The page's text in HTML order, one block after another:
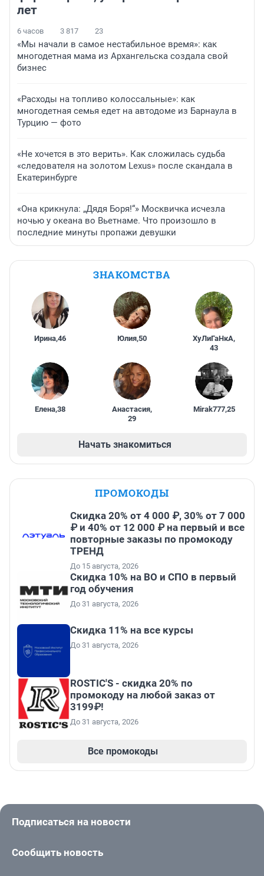
лет
6 часов 3 817 23
«Мы начали в самое нестабильное время»: как
многодетная мама из Архангельска создала свой
бизнес
«Расходы на топливо колоссальные»: как
многодетная семья едет на автодоме из Барнаула в
Турцию — фото
«Не хочется в это верить». Как сложилась судьба
«следователя на золотом Lexus» после скандала в
Екатеринбурге
«Она крикнула: „Дядя Боря!“» Москвичка исчезла
ночью у океана во Вьетнаме. Что произошло в
последние минуты пропажи девушки
ЗНАКОМСТВА
Ирина,46 Юлия,50 ХуЛиГаНкА,
43
Елена,38 Анастасия,
29
Mirak777,25
Начать знакомиться
ПРОМОКОДЫ
Скидка 20% от 4 000 ₽, 30% от 7 000
₽ и 40% от 12 000 ₽ на первый и все
повторные заказы по промокоду
ТРЕНД
До 15 августа, 2026
Скидка 10% на ВО и СПО в первый
год обучения
До 31 августа, 2026
Скидка 11% на все курсы
До 31 августа, 2026
ROSTIC'S - скидка 20% по
промокоду на любой заказ от
3199₽!
До 31 августа, 2026
Все промокоды
Подписаться на новости
Сообщить новость